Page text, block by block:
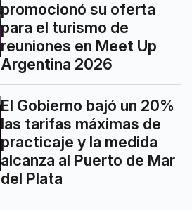
promocionó su oferta
para el turismo de
reuniones en Meet Up
Argentina 2026
El Gobierno bajó un 20%
las tarifas máximas de
practicaje y la medida
alcanza al Puerto de Mar
del Plata